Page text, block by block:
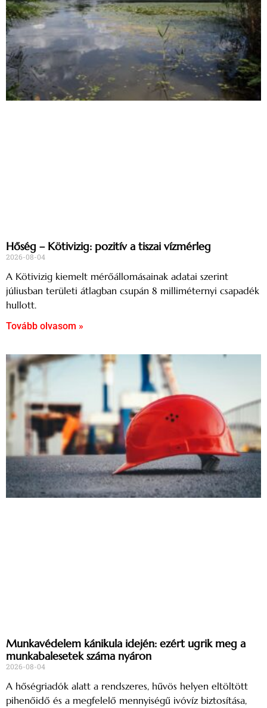
Hőség – Kötivizig: pozitív a tiszai vízmérleg
2026-08-04
A Kötivizig kiemelt mérőállomásainak adatai szerint
júliusban területi átlagban csupán 8 milliméternyi csapadék
hullott.
Tovább olvasom »
Munkavédelem kánikula idején: ezért ugrik meg a
munkabalesetek száma nyáron
2026-08-04
A hőségriadók alatt a rendszeres, hűvös helyen eltöltött
pihenőidő és a megfelelő mennyiségű ivóvíz biztosítása,